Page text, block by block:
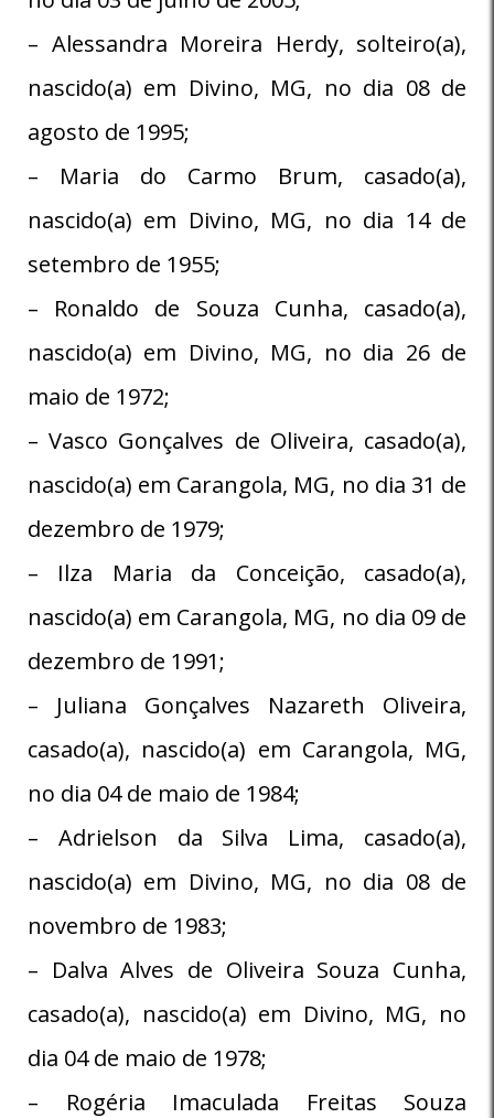
– Alessandra Moreira Herdy, solteiro(a),
nascido(a) em Divino, MG, no dia 08 de
agosto de 1995;
– Maria do Carmo Brum, casado(a),
nascido(a) em Divino, MG, no dia 14 de
setembro de 1955;
– Ronaldo de Souza Cunha, casado(a),
nascido(a) em Divino, MG, no dia 26 de
maio de 1972;
– Vasco Gonçalves de Oliveira, casado(a),
nascido(a) em Carangola, MG, no dia 31 de
dezembro de 1979;
– Ilza Maria da Conceição, casado(a),
nascido(a) em Carangola, MG, no dia 09 de
dezembro de 1991;
– Juliana Gonçalves Nazareth Oliveira,
casado(a), nascido(a) em Carangola, MG,
no dia 04 de maio de 1984;
– Adrielson da Silva Lima, casado(a),
nascido(a) em Divino, MG, no dia 08 de
novembro de 1983;
– Dalva Alves de Oliveira Souza Cunha,
casado(a), nascido(a) em Divino, MG, no
dia 04 de maio de 1978;
– Rogéria Imaculada Freitas Souza